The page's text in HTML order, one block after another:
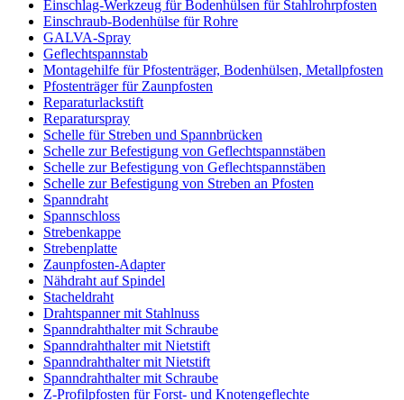
Einschlag-Werkzeug für Bodenhülsen für Stahlrohrpfosten
Einschraub-Bodenhülse für Rohre
GALVA-Spray
Geflechtspannstab
Montagehilfe für Pfostenträger, Bodenhülsen, Metallpfosten
Pfostenträger für Zaunpfosten
Reparaturlackstift
Reparaturspray
Schelle für Streben und Spannbrücken
Schelle zur Befestigung von Geflechtspannstäben
Schelle zur Befestigung von Geflechtspannstäben
Schelle zur Befestigung von Streben an Pfosten
Spanndraht
Spannschloss
Strebenkappe
Strebenplatte
Zaunpfosten-Adapter
Nähdraht auf Spindel
Stacheldraht
Drahtspanner mit Stahlnuss
Spanndrahthalter mit Schraube
Spanndrahthalter mit Nietstift
Spanndrahthalter mit Nietstift
Spanndrahthalter mit Schraube
Z-Profilpfosten für Forst- und Knotengeflechte